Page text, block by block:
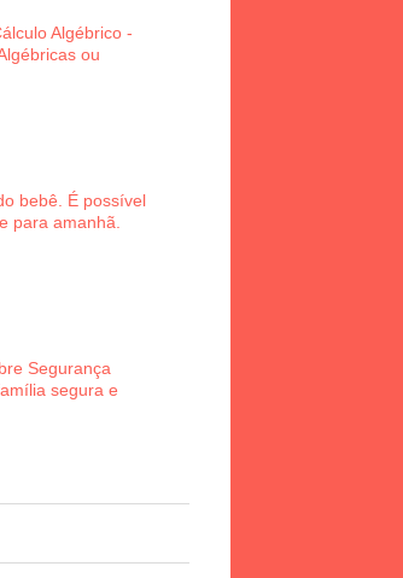
Algébrico -
ou
bebê. É possível
para amanhã.
Segurança
segura e